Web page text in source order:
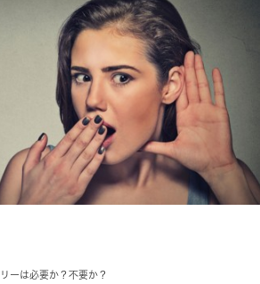
ーは必要か？不要か？